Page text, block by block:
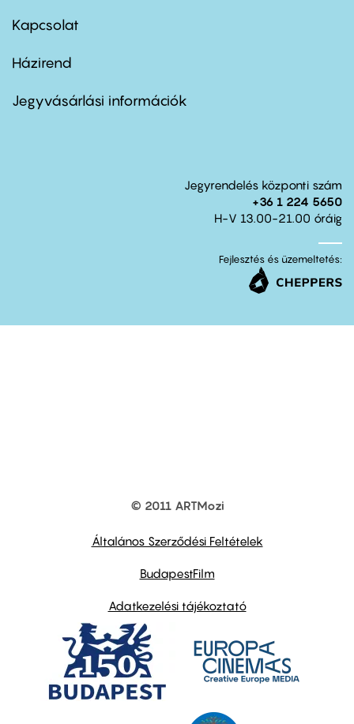
firstKapcsolat
Footer
second
Házirend
Jegyvásárlási információk
Jegyrendelés központi szám
+36 1 224 5650
H-V 13.00-21.00 óráig
Fejlesztés és üzemeltetés:
© 2011 ARTMozi
Általános Szerződési Feltételek
BudapestFilm
Adatkezelési tájékoztató